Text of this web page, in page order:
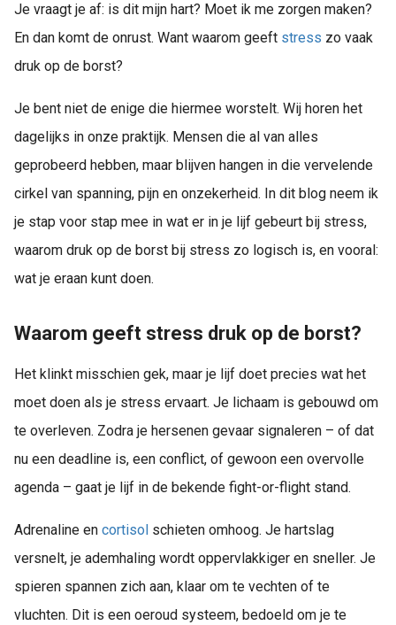
Je vraagt je af: is dit mijn hart? Moet ik me zorgen maken?
En dan komt de onrust. Want waarom geeft stress zo vaak
druk op de borst?
Je bent niet de enige die hiermee worstelt. Wij horen het
dagelijks in onze praktijk. Mensen die al van alles
geprobeerd hebben, maar blijven hangen in die vervelende
cirkel van spanning, pijn en onzekerheid. In dit blog neem ik
je stap voor stap mee in wat er in je lijf gebeurt bij stress,
waarom druk op de borst bij stress zo logisch is, en vooral:
wat je eraan kunt doen.
Waarom geeft stress druk op de borst?
Het klinkt misschien gek, maar je lijf doet precies wat het
moet doen als je stress ervaart. Je lichaam is gebouwd om
te overleven. Zodra je hersenen gevaar signaleren – of dat
nu een deadline is, een conflict, of gewoon een overvolle
agenda – gaat je lijf in de bekende fight-or-flight stand.
Adrenaline en cortisol schieten omhoog. Je hartslag
versnelt, je ademhaling wordt oppervlakkiger en sneller. Je
spieren spannen zich aan, klaar om te vechten of te
vluchten. Dit is een oeroud systeem, bedoeld om je te